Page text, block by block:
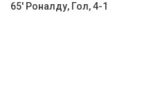
65' Роналду, Гол, 4-1